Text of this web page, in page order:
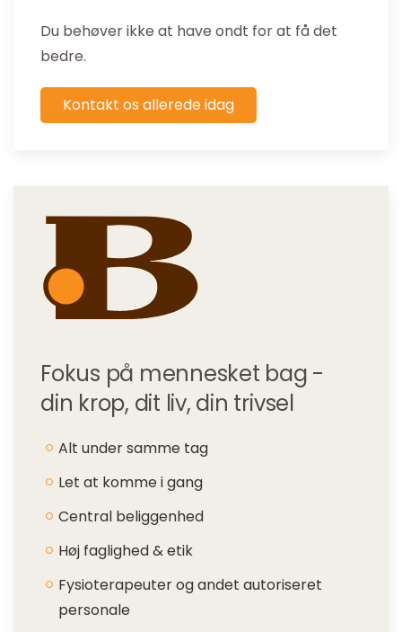
Du behøver ikke at have ondt for at få det
bedre.
Kontakt os allerede idag
Fokus på mennesket bag -
din krop, dit liv, din trivsel
Alt under samme tag
Let at komme i gang
Central beliggenhed
Høj faglighed & etik
Fysioterapeuter og andet autoriseret
personale